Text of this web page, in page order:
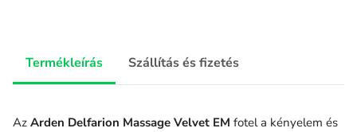
Termékleírás Szállítás és fizetés
Az Arden Delfarion Massage Velvet EM fotel a kényelem és